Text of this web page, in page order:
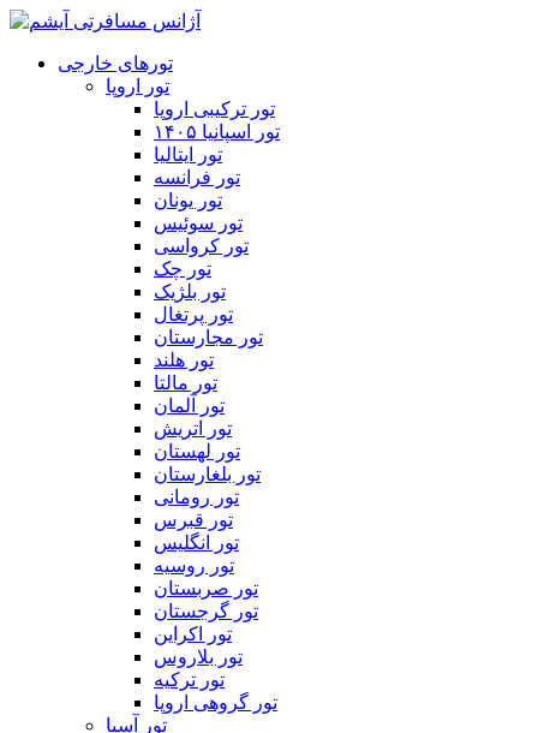
تورهای خارجی
تور اروپا
تور ترکیبی اروپا
تور اسپانیا ۱۴۰۵
تور ایتالیا
تور فرانسه
تور یونان
تور سوئیس
تور کرواسی
تور چک
تور بلژیک
تور پرتغال
تور مجارستان
تور هلند
تور مالتا
تور آلمان
تور اتریش
تور لهستان
تور بلغارستان
تور رومانی
تور قبرس
تور انگلیس
تور روسیه
تور صربستان
تور گرجستان
تور اکراین
تور بلاروس
تور ترکیه
تور گروهی اروپا
تور آسیا